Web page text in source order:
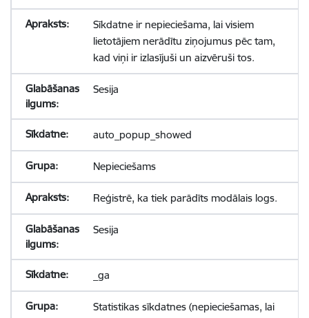
Sīkdatne ir nepieciešama, lai visiem
lietotājiem nerādītu ziņojumus pēc tam,
kad viņi ir izlasījuši un aizvēruši tos.
Sesija
auto_popup_showed
Nepieciešams
Reģistrē, ka tiek parādīts modālais logs.
Sesija
_ga
Statistikas sīkdatnes (nepieciešamas, lai